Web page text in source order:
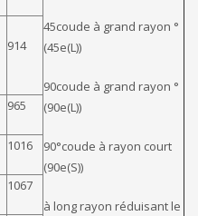
45coude à grand rayon °
(45e(L))
90coude à grand rayon °
(90e(L))
90°coude à rayon court
(90e(S))
à long rayon réduisant le
914
965
1016
1067